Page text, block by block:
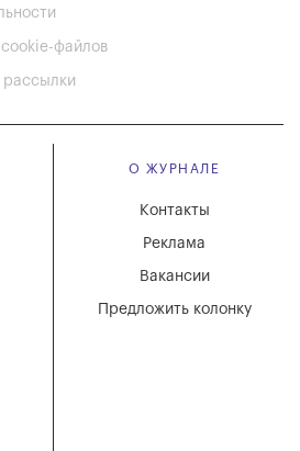
cookie-файлов
рассылки
О ЖУРНАЛЕ
Вакансии
Реклама
Контакты
Предложить колонку